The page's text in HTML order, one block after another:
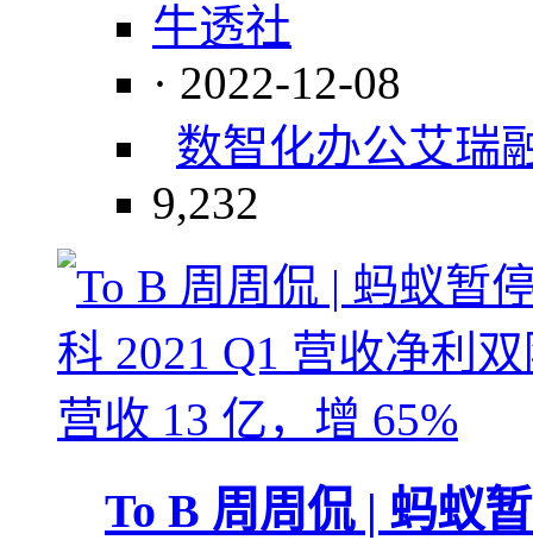
牛透社
· 2022-12-08
数智化办公艾瑞
9,232
To B 周周侃 | 蚂蚁